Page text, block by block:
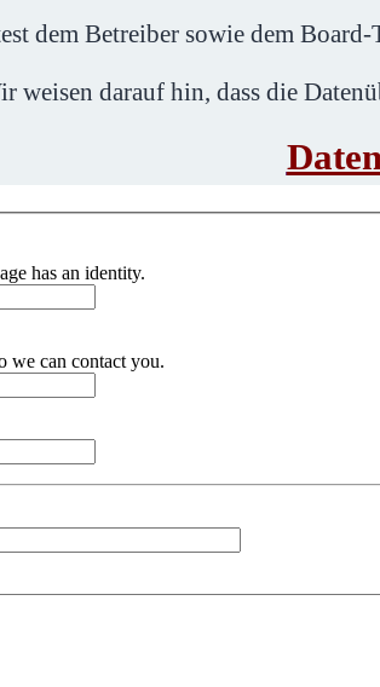
dem Betreiber sowie dem
weisen darauf hin, dass die
has an identity.
we can contact you.